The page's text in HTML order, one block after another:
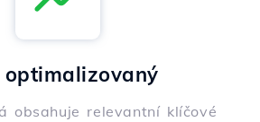
optimalizovaný
obsahuje relevantní klíčové